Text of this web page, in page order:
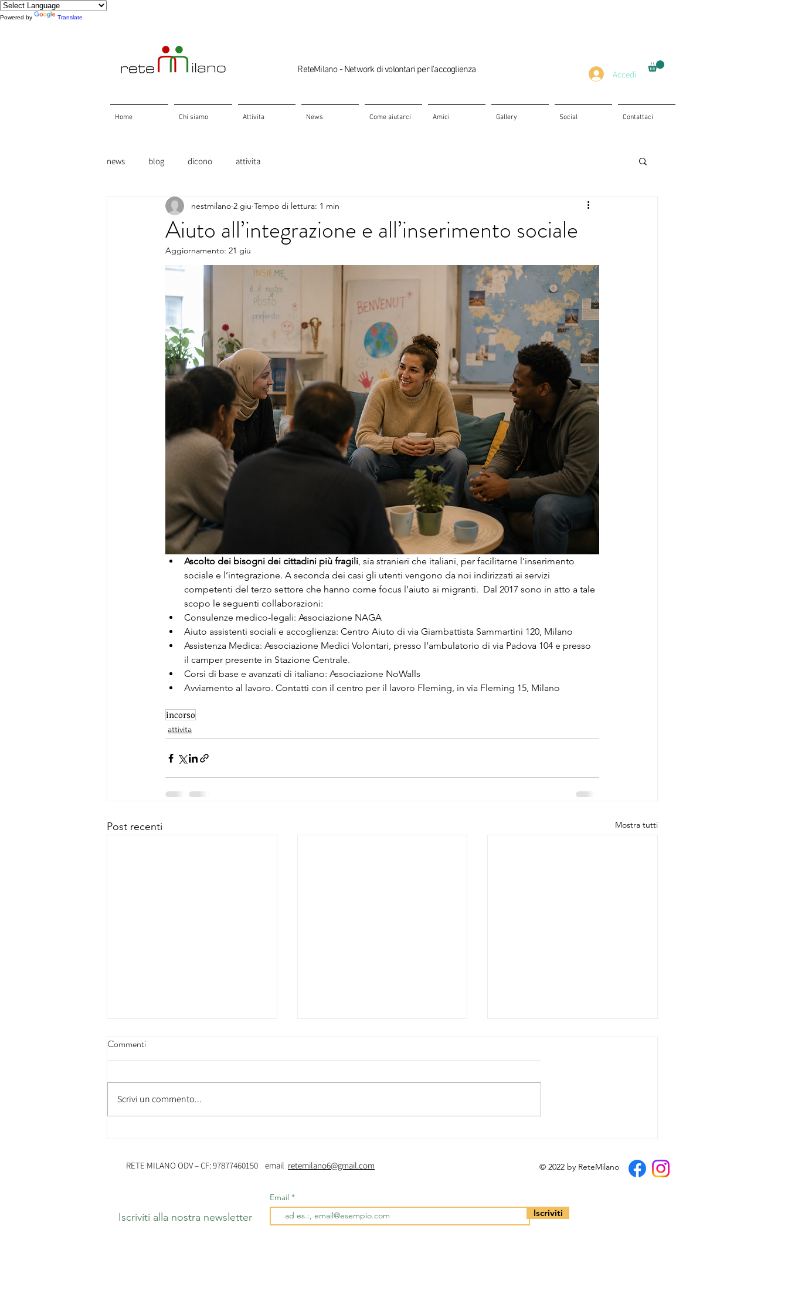
Powered by Translate
ReteMilano - Network di volontari per l'accoglienza Accedi
Home Chi siamo Attivita News Come aiutarci Amici Gallery Social Contattaci
news blog dicono attivita
Aiuto all’integrazione e all’inserimento sociale
nestmilano 2 giu Tempo di lettura: 1 min
Aggiornamento: 21 giu
Ascolto dei bisogni dei cittadini più fragili, sia stranieri che italiani, per facilitarne l’inserimento
sociale e l’integrazione. A seconda dei casi gli utenti vengono da noi indirizzati ai servizi
competenti del terzo settore che hanno come focus l’aiuto ai migranti. Dal 2017 sono in atto a tale
scopo le seguenti collaborazioni:
Consulenze medico-legali: Associazione NAGA
Aiuto assistenti sociali e accoglienza: Centro Aiuto di via Giambattista Sammartini 120, Milano
Assistenza Medica: Associazione Medici Volontari, presso l’ambulatorio di via Padova 104 e presso
il camper presente in Stazione Centrale.
Corsi di base e avanzati di italiano: Associazione NoWalls
Avviamento al lavoro. Contatti con il centro per il lavoro Fleming, in via Fleming 15, Milano
incorso
attivita
Post recenti Mostra tutti
Commenti
Scrivi un commento...
RETE MILANO ODV – CF: 97877460150 email retemilano6@gmail.com © 2022 by ReteMilano
Iscriviti alla nostra newsletter
Email
Iscriviti